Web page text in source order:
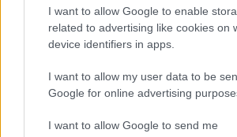
I want to allow Google to enable
related to advertising like cookies on
device identifiers in apps.
I want to allow my user data to be
Google for online advertising
I want to allow Google to send me
Στη φύση, τα βακτήρια
έδαφος και στο νερό, αλλά
προκαλούν λοιμώξεις. Σε
χώρους, ωστόσο,
συστήματα στα οποία υπάρχει
τζακούζι και μονάδες